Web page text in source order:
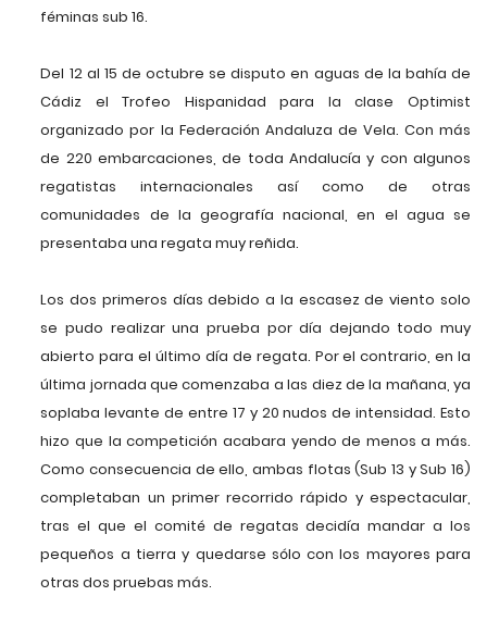
féminas sub 16.
Del 12 al 15 de octubre se disputo en aguas de la bahía de
Cádiz el Trofeo Hispanidad para la clase Optimist
organizado por la Federación Andaluza de Vela. Con más
de 220 embarcaciones, de toda Andalucía y con algunos
regatistas internacionales así como de otras
comunidades de la geografía nacional, en el agua se
presentaba una regata muy reñida.
Los dos primeros días debido a la escasez de viento solo
se pudo realizar una prueba por día dejando todo muy
abierto para el último día de regata. Por el contrario, en la
última jornada que comenzaba a las diez de la mañana, ya
soplaba levante de entre 17 y 20 nudos de intensidad. Esto
hizo que la competición acabara yendo de menos a más.
Como consecuencia de ello, ambas flotas (Sub 13 y Sub 16)
completaban un primer recorrido rápido y espectacular,
tras el que el comité de regatas decidía mandar a los
pequeños a tierra y quedarse sólo con los mayores para
otras dos pruebas más.